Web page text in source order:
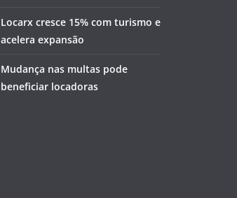
Locarx cresce 15% com turismo e
acelera expansão
Mudança nas multas pode
beneficiar locadoras